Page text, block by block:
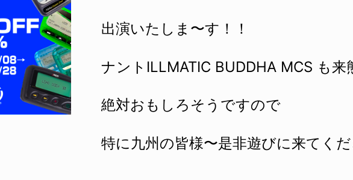
出演いたしま〜す！！
ナントILLMATIC BUDDHA MCS も来
絶対おもしろそうですので
特に九州の皆様〜是非遊びに来てくだ